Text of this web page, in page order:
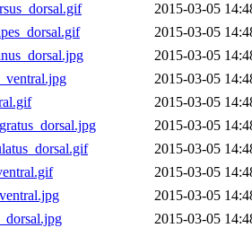
2015-03-05
2015-03-05
2015-03-05
2015-03-05
2015-03-05
2015-03-05
2015-03-05
2015-03-05
2015-03-05
2015-03-05